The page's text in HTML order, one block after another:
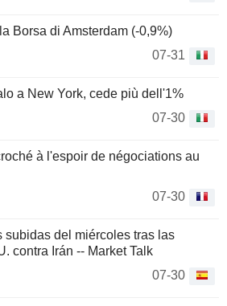
Borsa di Amsterdam (-0,9%)
07-31
a New York, cede più dell'1%
07-30
à l'espoir de négociations au
07-30
subidas del miércoles tras las
contra Irán -- Market Talk
07-30